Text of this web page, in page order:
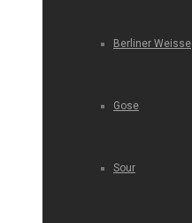
Berliner Weisse
Gose
Sour